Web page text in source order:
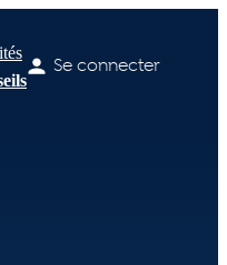
Se connecter